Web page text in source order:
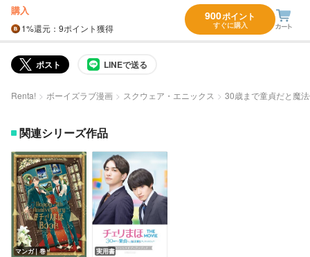
購入
1%還元 ：9ポイント獲得
900ポイント
すぐに購入
ポスト LINEで送る
Renta! ボーイズラブ漫画 スクウェア・エニックス 30歳まで童貞だと魔
関連シリーズ作品
マンガ｜巻 実用書